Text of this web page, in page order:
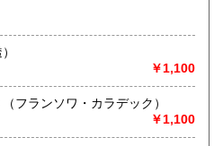
鹿児島県 600円
時
場合有り}
）
￥1,100
レーモン・ルーセルの生涯 （フランソワ・カラデック）
￥1,100